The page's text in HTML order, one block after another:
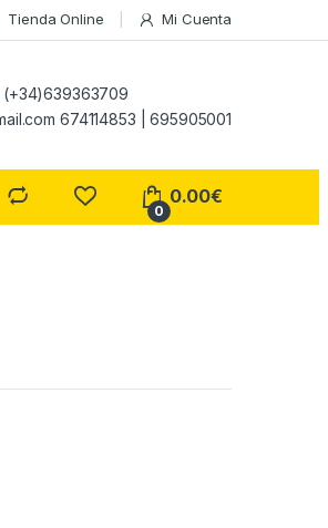
Tienda Online Mi Cuenta
(+34)639363709
674114853 | 695905001
0
0.00€